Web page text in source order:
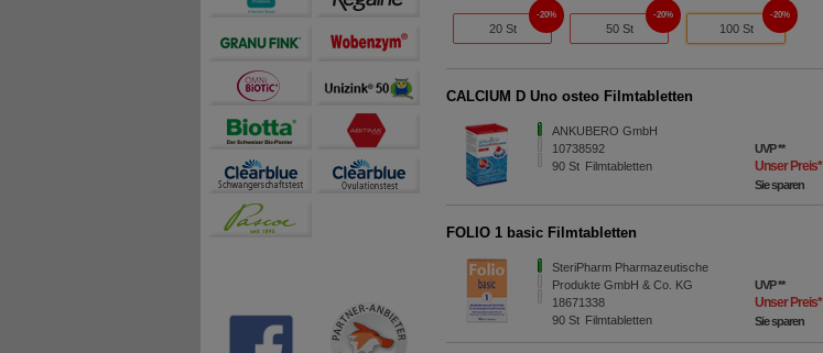
20 St
20%
50 St
20%
100 St
20%
CALCIUM D Uno osteo Filmtabletten
ANKUBERO GmbH
10738592
90St Filmtabletten
UVP**
Unser Preis*
Sie sparen
FOLIO 1 basic Filmtabletten
SteriPharm Pharmazeutische
Produkte GmbH & Co. KG
18671338
90St Filmtabletten
UVP**
Unser Preis*
Sie sparen